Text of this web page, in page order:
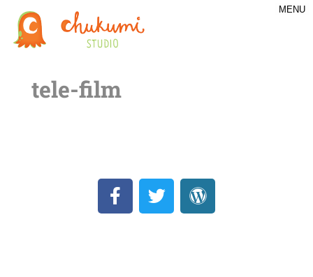
MENU
tele-film